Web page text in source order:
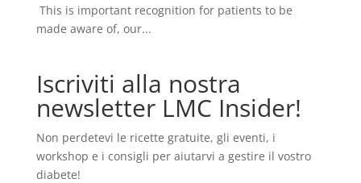
This is important recognition for patients to be
made aware of, our...
Iscriviti alla nostra
newsletter LMC Insider!
Non perdetevi le ricette gratuite, gli eventi, i
workshop e i consigli per aiutarvi a gestire il vostro
diabete!